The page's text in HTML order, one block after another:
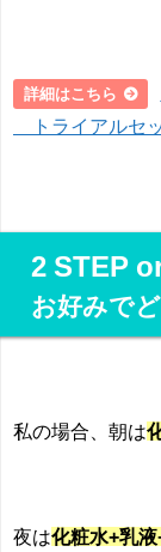
詳細はこちら
トライアルセ
2 STEP
お好みで
私の場合、朝は
夜は化粧水+乳